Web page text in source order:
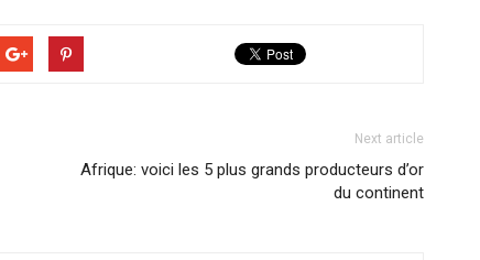
Next article
Afrique: voici les 5 plus grands producteurs d’or
du continent